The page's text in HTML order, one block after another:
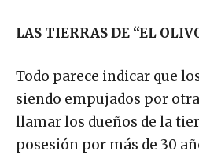
LAS TIERRAS DE “EL
Todo parece indicar que
siendo empujados por
llamar los dueños de la
posesión por más de 30